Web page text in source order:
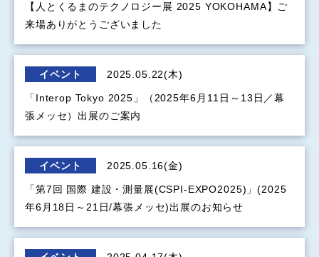
【人とくるまのテクノロジー展 2025 YOKOHAMA】ご
来場ありがとうございました
イベント 2025.05.22(木)
「Interop Tokyo 2025」（2025年6月11日～13日／幕
張メッセ）出展のご案内
イベント 2025.05.16(金)
「第7回 国際 建設・測量展(CSPI-EXPO2025)」(2025
年6月18日～21日/幕張メッセ)出展のお知らせ